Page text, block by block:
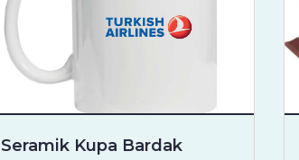
Seramik Kupa Bardak